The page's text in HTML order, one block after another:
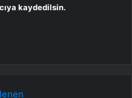
kaydedilsin.